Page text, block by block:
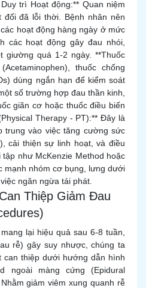
trì Hoạt động:** Quan niệm
đã lỗi thời. Bệnh nhân nên
hoạt động hàng ngày ở mức
các hoạt động gây đau nhói,
giường quá 1-2 ngày. **Thuốc
thuốc chống
dùng ngắn hạn để kiểm soát
số trường hợp đau thần kinh,
giãn cơ hoặc thuốc điều biến
Therapy - PT):** Đây là
trung vào việc tăng cường sức
cải thiện sự linh hoạt, và điều
như McKenzie Method hoặc
mạnh nhóm cơ bụng, lưng dưới
ngăn ngừa tái phát.
Thiệp Giảm Đau
lại hiệu quả sau 6-8 tuần,
rễ) gây suy nhược, chúng ta
can thiệp dưới hướng dẫn hình
ngoài màng cứng (Epidural
giảm viêm xung quanh rễ